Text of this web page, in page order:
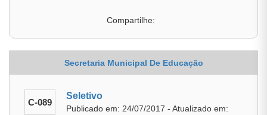
Compartilhe:
Secretaria Municipal De Educação
C-089
Seletivo
Publicado em: 24/07/2017 - Atualizado em: